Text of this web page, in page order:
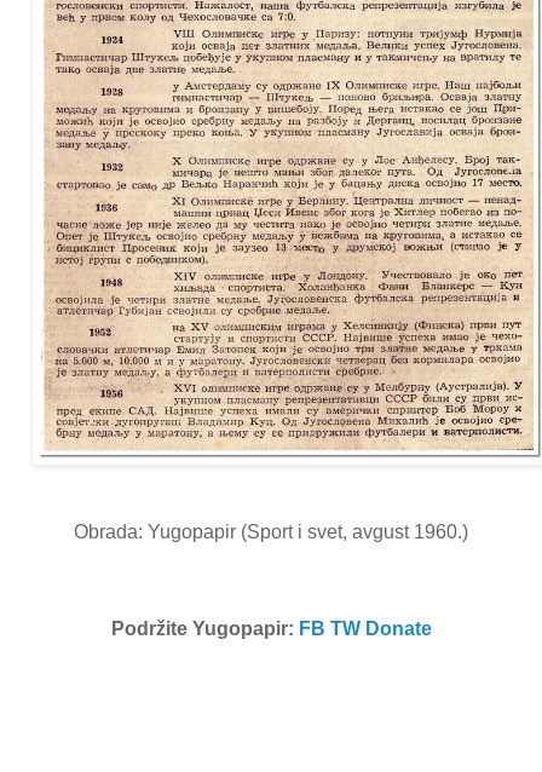
Obrada: Yugopapir (Sport i svet, avgust 1960.)
Podržite Yugopapir: FB TW Donate